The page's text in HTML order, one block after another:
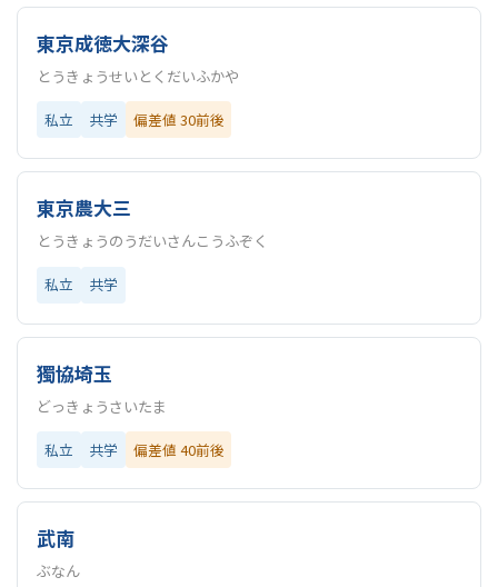
東京成徳大深谷
とうきょうせいとくだいふかや
私立 共学 偏差値 30前後
東京農大三
とうきょうのうだいさんこうふぞく
私立 共学
獨協埼玉
どっきょうさいたま
私立 共学 偏差値 40前後
武南
ぶなん